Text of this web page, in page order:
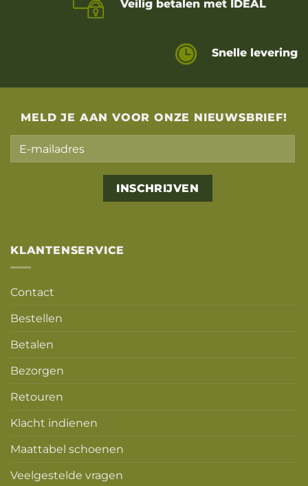
Veilig betalen met IDEAL
Snelle levering
MELD JE AAN VOOR ONZE NIEUWSBRIEF!
KLANTENSERVICE
Contact
Bestellen
Betalen
Bezorgen
Retouren
Klacht indienen
Maattabel schoenen
Veelgestelde vragen